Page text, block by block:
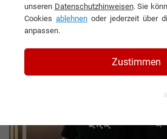
Interview mit Georg Weiß,
unseren Datenschutzhinweisen. Sie
Cookies ablehnen oder jederzeit über
anpassen.
Zustimmen